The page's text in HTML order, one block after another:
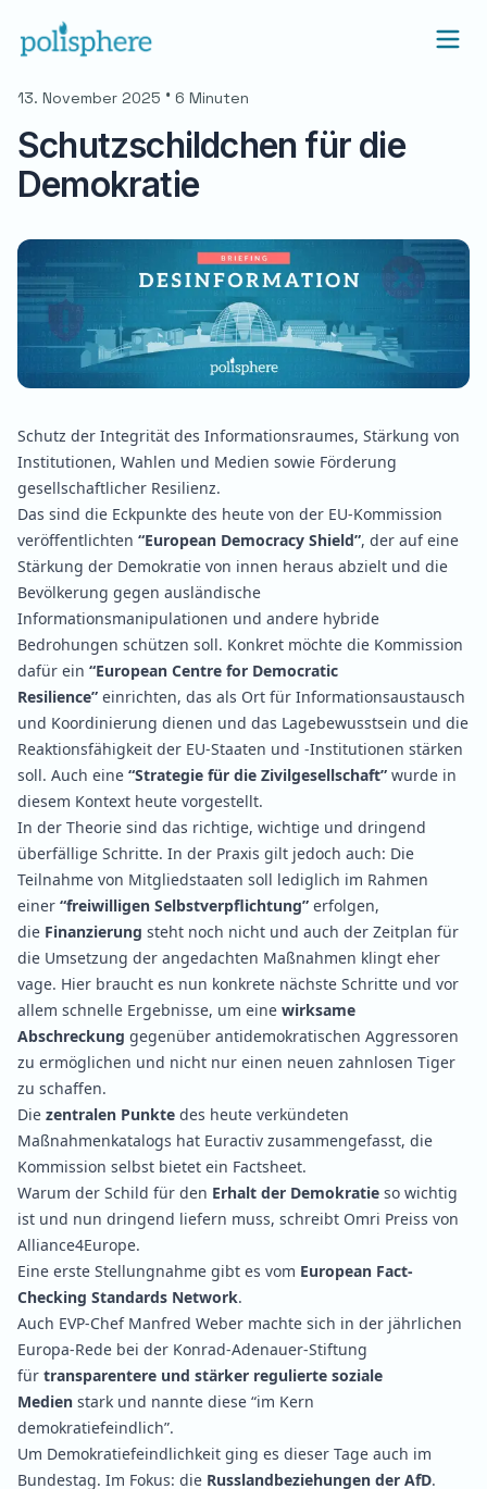
13. November 2025 • 6 Minuten
Schutzschildchen für die
Demokratie
Schutz der Integrität des Informationsraumes, Stärkung von
Institutionen, Wahlen und Medien sowie Förderung
gesellschaftlicher Resilienz.
Das sind die Eckpunkte des heute von der EU-Kommission
veröffentlichten “European Democracy Shield”, der auf eine
Stärkung der Demokratie von innen heraus abzielt und die
Bevölkerung gegen ausländische
Informationsmanipulationen und andere hybride
Bedrohungen schützen soll. Konkret möchte die Kommission
dafür ein “European Centre for Democratic
Resilience” einrichten, das als Ort für Informationsaustausch
und Koordinierung dienen und das Lagebewusstsein und die
Reaktionsfähigkeit der EU-Staaten und -Institutionen stärken
soll. Auch eine “Strategie für die Zivilgesellschaft” wurde in
diesem Kontext heute vorgestellt.
In der Theorie sind das richtige, wichtige und dringend
überfällige Schritte. In der Praxis gilt jedoch auch: Die
Teilnahme von Mitgliedstaaten soll lediglich im Rahmen
einer “freiwilligen Selbstverpflichtung” erfolgen,
die Finanzierung steht noch nicht und auch der Zeitplan für
die Umsetzung der angedachten Maßnahmen klingt eher
vage. Hier braucht es nun konkrete nächste Schritte und vor
allem schnelle Ergebnisse, um eine wirksame
Abschreckung gegenüber antidemokratischen Aggressoren
zu ermöglichen und nicht nur einen neuen zahnlosen Tiger
zu schaffen.
Die zentralen Punkte des heute verkündeten
Maßnahmenkatalogs hat Euractiv zusammengefasst, die
Kommission selbst bietet ein Factsheet.
Warum der Schild für den Erhalt der Demokratie so wichtig
ist und nun dringend liefern muss, schreibt Omri Preiss von
Alliance4Europe.
Eine erste Stellungnahme gibt es vom European Fact-
Checking Standards Network.
Auch EVP-Chef Manfred Weber machte sich in der jährlichen
Europa-Rede bei der Konrad-Adenauer-Stiftung
für transparentere und stärker regulierte soziale
Medien stark und nannte diese “im Kern
demokratiefeindlich”.
Um Demokratiefeindlichkeit ging es dieser Tage auch im
Bundestag. Im Fokus: die Russlandbeziehungen der AfD.